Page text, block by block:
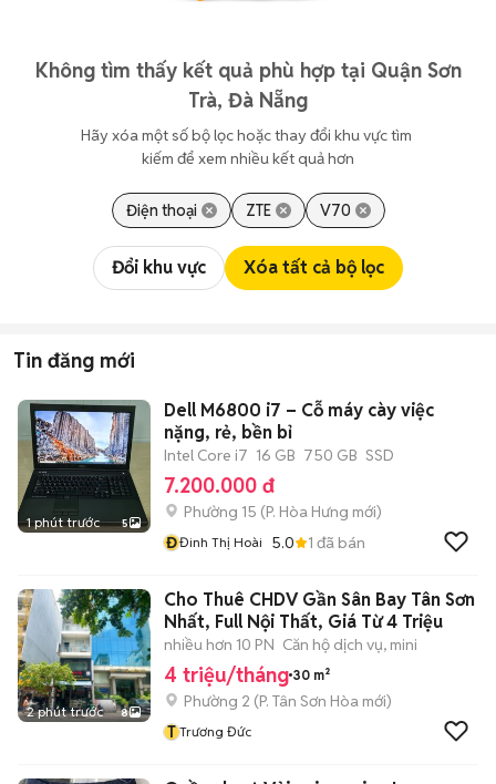
Không tìm thấy kết quả phù hợp tại Quận Sơn
Trà, Đà Nẵng
Hãy xóa một số bộ lọc hoặc thay đổi khu vực tìm
kiếm để xem nhiều kết quả hơn
Điện thoại ZTE V70
Đổi khu vực Xóa tất cả bộ lọc
Tin đăng mới
1 phút trước 5
Dell M6800 i7 – Cỗ máy cày việc
nặng, rẻ, bền bỉ
Intel Core i7 16 GB 750 GB SSD
7.200.000 đ
Phường 15 (P. Hòa Hưng mới)
ĐĐinh Thị Hoài 5.0 1 đã bán
2 phút trước 8
Cho Thuê CHDV Gần Sân Bay Tân Sơn
Nhất, Full Nội Thất, Giá Từ 4 Triệu
nhiều hơn 10 PN Căn hộ dịch vụ, mini
4 triệu/tháng 30 m²
Phường 2 (P. Tân Sơn Hòa mới)
T Trương Đức